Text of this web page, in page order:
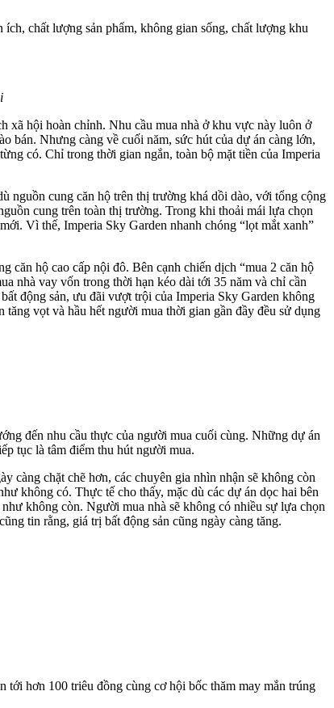
chất lượng sản phẩm, không gian sống, chất lượng khu
xã hội hoàn chỉnh. Nhu cầu mua nhà ở khu vực này luôn ở
bán. Nhưng càng về cuối năm, sức hút của dự án càng lớn,
có. Chỉ trong thời gian ngắn, toàn bộ mặt tiền của Imperia
nguồn cung căn hộ trên thị trường khá dồi dào, với tổng cộng
cung trên toàn thị trường. Trong khi thoải mái lựa chọn
Vì thế, Imperia Sky Garden nhanh chóng “lọt mắt xanh”
căn hộ cao cấp nội đô. Bên cạnh chiến dịch “mua 2 căn hộ
nhà vay vốn trong thời hạn kéo dài tới 35 năm và chỉ cần
động sản, ưu đãi vượt trội của Imperia Sky Garden không
vọt và hầu hết người mua thời gian gần đầy đều sử dụng
đến nhu cầu thực của người mua cuối cùng. Những dự án
tục là tâm điểm thu hút người mua.
càng chặt chẽ hơn, các chuyên gia nhìn nhận sẽ không còn
không có. Thực tế cho thấy, mặc dù các dự án dọc hai bên
không còn. Người mua nhà sẽ không có nhiều sự lựa chọn
tin rằng, giá trị bất động sản cũng ngày càng tăng.
tới hơn 100 triêu đồng cùng cơ hội bốc thăm may mắn trúng